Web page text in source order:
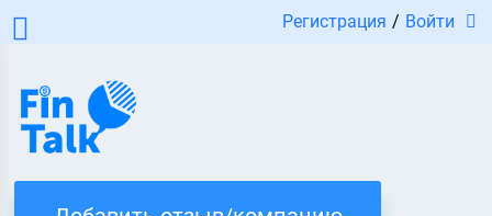
Регистрация / Войти